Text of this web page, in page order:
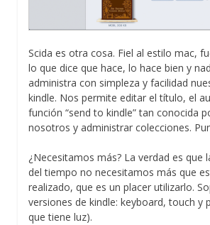
Scida es otra cosa. Fiel al estilo mac,
lo que dice que hace, lo hace bien y
administra con simpleza y facilidad
kindle. Nos permite editar el título, el
función “send to kindle” tan conocida
nosotros y administrar colecciones.
¿Necesitamos más? La verdad es que
del tiempo no necesitamos más que
realizado, que es un placer utilizarlo.
versiones de kindle: keyboard, touch y
que tiene luz).